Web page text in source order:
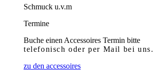
Schmuck u.v.m
Termine
Buche einen Accessoires Termin bitte
telefonischoder per Mail bei uns.
zu den accessoires